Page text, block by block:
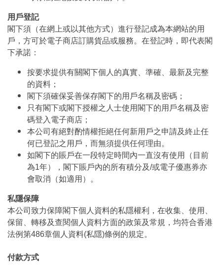
用戶登記
閣下須（在網上或以其他方式）進行登記成為本網站的用
戶，方可於電子商店訂購貨品或服務。在登記時，即代表閣
下承諾：
按要求提供有關閣下個人的真實、準確、最新及完整
的資料；
閣下須確保妥善保存閣下的用戶名稱及密碼；
只有閣下或閣下授權之人士使用閣下的用戶名稱及密
碼登入電子商店；
本公司有絕對酌情權拒絕任何新用戶之申請及終止任
何已登記之用戶，而無須提供任何理由。
如閣下的賬戶在一段特定時間內一直沒有使用（目前
為1年），閣下賬戶內的所有積分及/或電子優惠券亦
會取消（如適用）。
私隱保障
本公司致力保障閣下個人資料的私隱權利，在收集、使用、
保留、轉移及查閱個人資料方面的政策及常規，均符合香港
法例第486章個人資料(私隱)條例的規定。
付款方式